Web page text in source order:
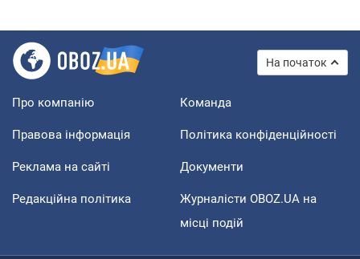
На початок
Про компанію Команда
Правова інформація Політика конфіденційності
Реклама на сайті Документи
Редакційна політика
Журналісти OBOZ.UA на
місці подій